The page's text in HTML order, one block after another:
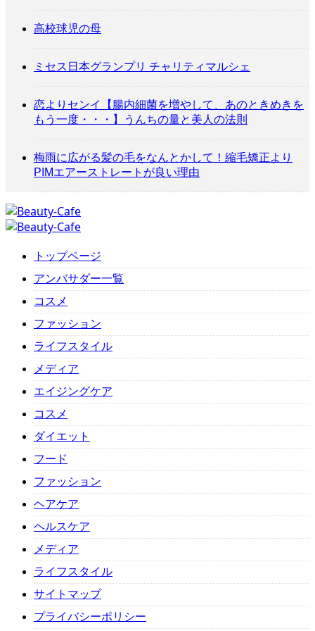
高校球児の母
ミセス日本グランプリ チャリティマルシェ
恋よりセンイ【腸内細菌を増やして、あのときめきを
もう一度・・・】うんちの量と美人の法則
梅雨に広がる髪の毛をなんとかして！縮毛矯正より
PIMエアーストレートが良い理由
トップページ
アンバサダー一覧
コスメ
ファッション
ライフスタイル
メディア
エイジングケア
コスメ
ダイエット
フード
ファッション
ヘアケア
ヘルスケア
メディア
ライフスタイル
サイトマップ
プライバシーポリシー